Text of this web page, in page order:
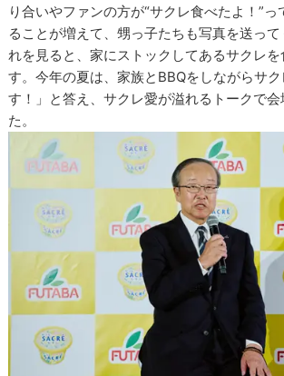
り合いやファンの方が“サクレ食べたよ！”っ
ることが増えて、甥っ子たちも写真を送っ
れを見ると、家にストックしてあるサクレを
す。今年の夏は、家族とBBQをしながらサ
す！」と答え、サクレ愛が溢れるトークで会
た。